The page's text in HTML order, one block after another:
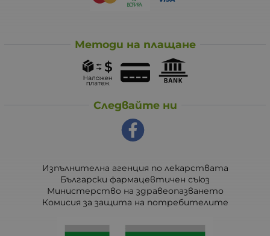
Методи на плащане
Следвайте ни
Изпълнителна агенция по лекарствата
Български фармацевтичен съюз
Министерство на здравеопазването
Комисия за защита на потребителите